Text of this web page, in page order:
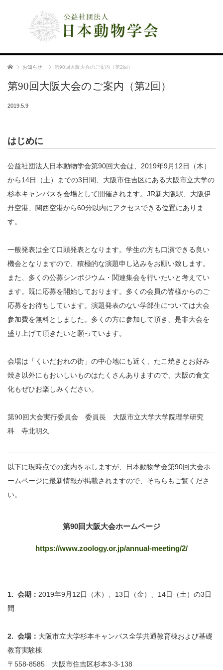
ホーム お知らせ 第90回大阪大会のご案内（第2回）
第90回大阪大会のご案内（第2回）
2019.5.9
はじめに
公益社団法人日本動物学会第90回大会は、2019年9月12日（木）
から14日（土）までの3日間、大阪市住吉区にある大阪市立大学の
杉本キャンパスを会場として開催されます。JR新大阪駅、大阪伊
丹空港、関西空港から60分以内にアクセスできる位置にありま
す。
一般発表は全て口頭発表となります。学生の方も口演できる良い
機会となりますので、積極的な演題申し込みをお願い致します。
また、多くの公募シンポジウム・関連集会を行いたいと考えてい
ます。既に応募を開始しております。多くの会員の皆様からのご
応募をお待ちしています。演題発表のない学部生については大会
参加費を無料としました。多くの方に参加して頂き、是非大会を
盛り上げて頂きたいと願っています。
会場は「くいだおれの街」の中心地にも近く、たこ焼きとお好み
焼き以外にもおいしいものはたくさんありますので、大阪の食文
化もぜひお楽しみください。
第90回大会実行委員会 委員長 大阪市立大学大学院理学研究
科 寺北明久
以下に現時点での案内を示しますが、日本動物学会第90回大会ホ
ームページに最新情報が掲載されますので、そちらもご覧くださ
い。
第90回大阪大会ホームページ
https://www.zoology.or.jp/annual-meeting/2/
1. 会期： 2019年9月12日（木）、13日（金）、14日（土）の3日
間
2. 会場： 大阪市立大学杉本キャンパス全学共通教育棟および基礎
教育実験棟
〒558-8585 大阪市住吉区杉本3-3-138